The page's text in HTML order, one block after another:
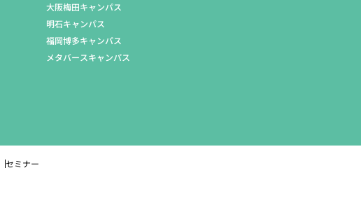
大阪梅田キャンパス
明石キャンパス
福岡博多キャンパス
メタバースキャンパス
セミナー